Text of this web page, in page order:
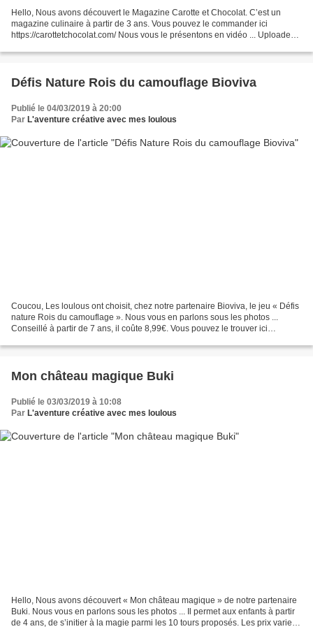
Hello, Nous avons découvert le Magazine Carotte et Chocolat. C’est un
magazine culinaire à partir de 3 ans. Vous pouvez le commander ici
https://carottetchocolat.com/ Nous vous le présentons en vidéo ... Uploaded
Défis Nature Rois du camouflage Bioviva
Publié le 04/03/2019 à 20:00
Par L'aventure créative avec mes loulous
Coucou, Les loulous ont choisit, chez notre partenaire Bioviva, le jeu « Défis
nature Rois du camouflage ». Nous vous en parlons sous les photos ...
Conseillé à partir de 7 ans, il coûte 8,99€. Vous pouvez le trouver ici
camouflage.html...
Mon château magique Buki
Publié le 03/03/2019 à 10:08
Par L'aventure créative avec mes loulous
Hello, Nous avons découvert « Mon château magique » de notre partenaire
Buki. Nous vous en parlons sous les photos ... Il permet aux enfants à partir
de 4 ans, de s’initier à la magie parmi les 10 tours proposés. Les prix varient